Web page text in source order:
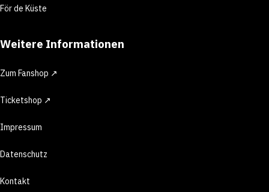
För de Küste
Weitere Informationen
Zum Fanshop ↗
Ticketshop ↗
Impressum
Datenschutz
Kontakt